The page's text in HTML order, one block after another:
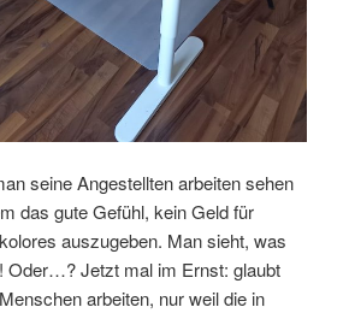
seine Angestellten arbeiten sehen
das gute Gefühl, kein Geld für
auszugeben. Man sieht, was
Oder…? Jetzt mal im Ernst: glaubt
arbeiten, nur weil die in